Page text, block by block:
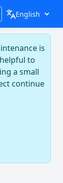
is
to
a small
continue